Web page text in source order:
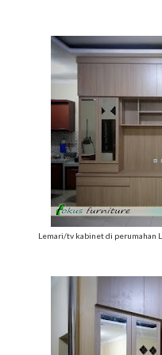
Lemari/tv kabinet di perumahan